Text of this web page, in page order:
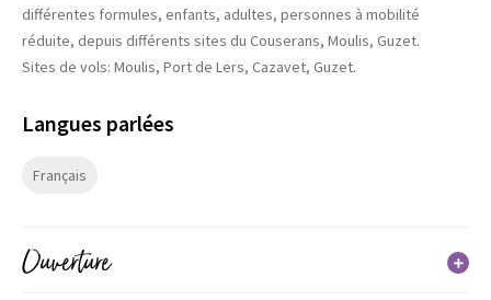
différentes formules, enfants, adultes, personnes à mobilité
réduite, depuis différents sites du Couserans, Moulis, Guzet.
Sites de vols: Moulis, Port de Lers, Cazavet, Guzet.
Langues parlées
Français
Ouverture